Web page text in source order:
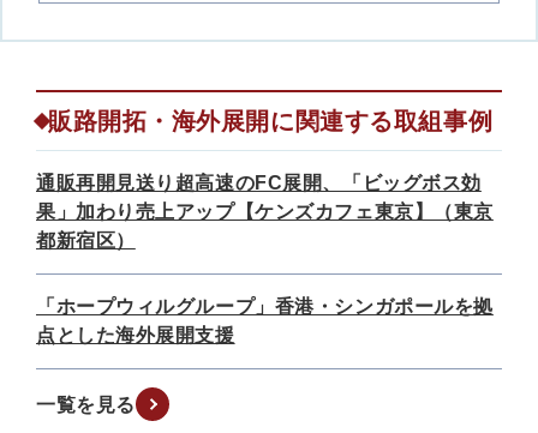
販路開拓・海外展開に関連する取組事例
通販再開見送り超高速のFC展開、「ビッグボス効
果」加わり売上アップ【ケンズカフェ東京】（東京
都新宿区）
「ホープウィルグループ」香港・シンガポールを拠
点とした海外展開支援
一覧を見る